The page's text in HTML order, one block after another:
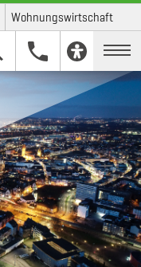
Wohnungswirtschaft